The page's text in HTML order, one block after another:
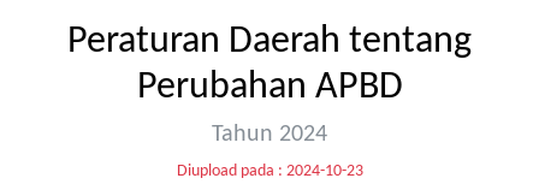
Peraturan Daerah tentang
Perubahan APBD
Tahun 2024
Diupload pada : 2024-10-23